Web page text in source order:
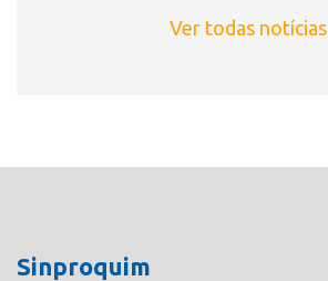
Ver todas notícias
Sinproquim